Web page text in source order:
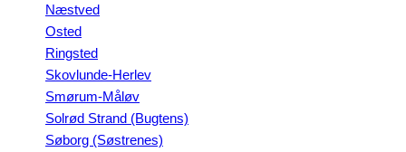
Næstved
Osted
Ringsted
Skovlunde-Herlev
Smørum-Måløv
Solrød Strand (Bugtens)
Søborg (Søstrenes)